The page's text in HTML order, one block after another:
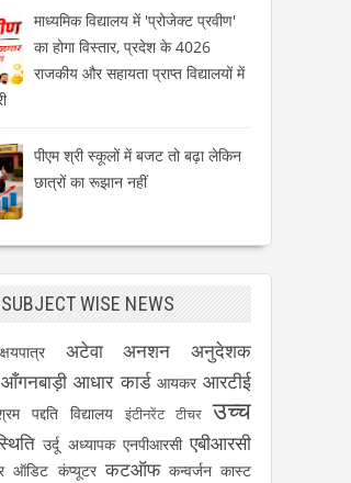
माध्यमिक विद्यालय में 'प्रोजेक्ट प्रवीण'
का होगा विस्तार, प्रदेश के 4026
राजकीय और सहायता प्राप्त विद्यालयों में
पीएम श्री स्कूलों में बजट तो बढ़ा लेकिन
छात्रों का रूझान नहीं
SUBJECT WISE NEWS
अटेवा अनशन अनुदेशक
आँगनबाड़ी आधार कार्ड आयकर आरटीई
पद्दति विद्यालय इंटीनरेंट टीचर उच्च
उर्दू अध्यापक एनपीआरसी एबीआरसी
ऑडिट कंप्यूटर कटऑफ कन्वर्जन कास्ट